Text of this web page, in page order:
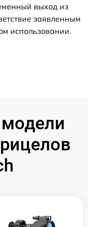
выход из
заявленным
использовании.